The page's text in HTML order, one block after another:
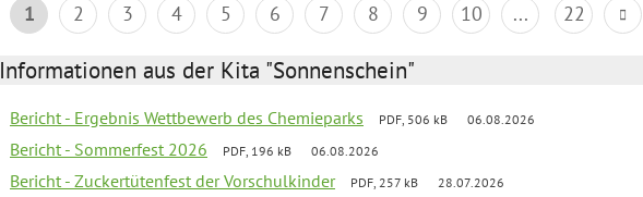
1 2 3 4 5 6 7 8 9 10 ... 22
Informationen aus der Kita "Sonnenschein"
Bericht - Ergebnis Wettbewerb des Chemieparks PDF, 506 kB 06.08.2026
Bericht - Sommerfest 2026 PDF, 196 kB 06.08.2026
Bericht - Zuckertütenfest der Vorschulkinder PDF, 257 kB 28.07.2026